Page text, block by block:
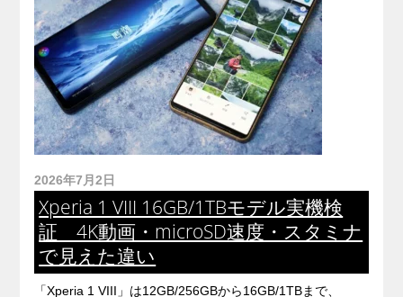
2026年7月2日
Xperia 1 VIII 16GB/1TBモデル実機検
証 4K動画・microSD速度・スタミナ
で見えた違い
「Xperia 1 VIII」は12GB/256GBから16GB/1TBまで、